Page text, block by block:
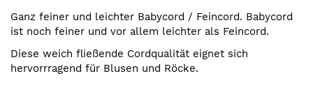
springen
Ganz feiner und leichter Babycord / Feincord. Babycord
ist noch feiner und vor allem leichter als Feincord.
Diese weich fließende Cordqualität eignet sich
hervorrragend für Blusen und Röcke.